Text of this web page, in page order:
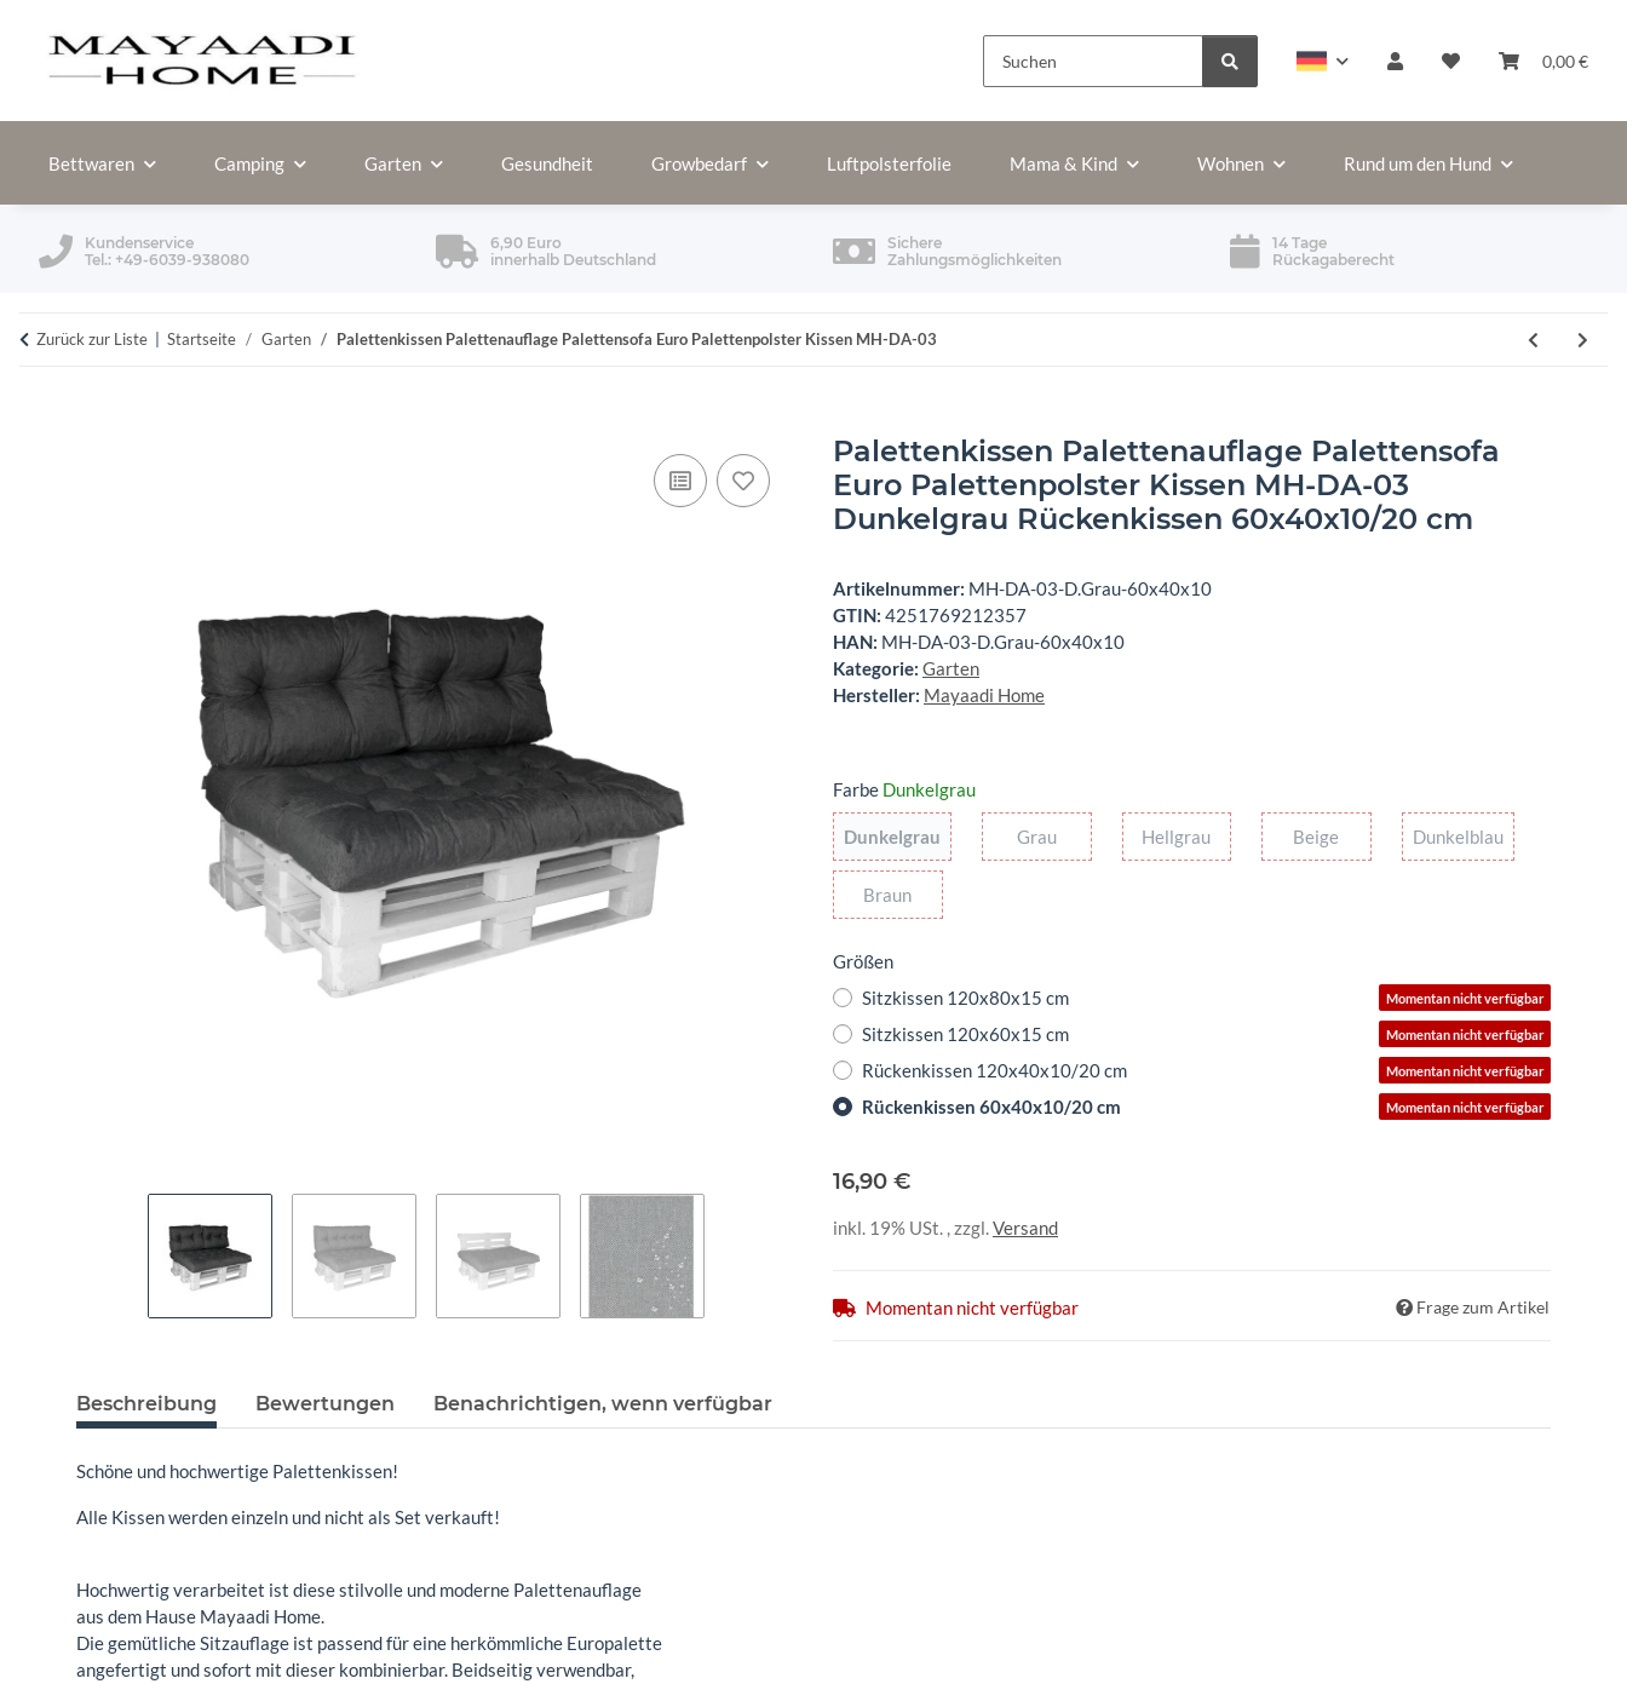
0,00 €
Bettwaren Camping Garten Gesundheit Growbedarf Luftpolsterfolie Mama & Kind Wohnen Rund um den Hund
Kundenservice
Tel.: +49-6039-938080
6,90 Euro
innerhalb Deutschland
Sichere
Zahlungsmöglichkeiten
14 Tage
Rückagaberecht
Zurück zur Liste Startseite Garten Palettenkissen Palettenauflage Palettensofa Euro Palettenpolster Kissen MH-DA-03
Palettenkissen Palettenauflage Palettensofa
Euro Palettenpolster Kissen MH-DA-03
Dunkelgrau Rückenkissen 60x40x10/20 cm
Artikelnummer: MH-DA-03-D.Grau-60x40x10
GTIN: 4251769212357
HAN: MH-DA-03-D.Grau-60x40x10
Kategorie: Garten
Hersteller: Mayaadi Home
Farbe Dunkelgrau
Dunkelgrau DunkelgrauGrauGrau HellgrauHellgrau Beige Beige DunkelblauDunkelblau
BraunBraun
Größen
Sitzkissen 120x80x15 cm
Momentan nicht verfügbar
Sitzkissen 120x60x15 cm Momentan nicht verfügbar
Rückenkissen 120x40x10/20 cm Momentan nicht verfügbar
Rückenkissen 60x40x10/20 cm Momentan nicht verfügbar
16,90 €
inkl. 19% USt. , zzgl.Versand
Momentan nicht verfügbar Frage zum Artikel
Beschreibung Bewertungen Benachrichtigen, wenn verfügbar
Schöne und hochwertige Palettenkissen!
Alle Kissen werden einzeln und nicht als Set verkauft!
Hochwertig verarbeitet ist diese stilvolle und moderne Palettenauflage
aus dem Hause Mayaadi Home.
Die gemütliche Sitzauflage ist passend für eine herkömmliche Europalette
angefertigt und sofort mit dieser kombinierbar. Beidseitig verwendbar,